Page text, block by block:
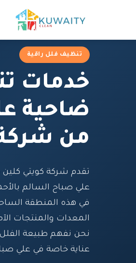
تنظيف فلل راقية
خدمات
ضاحية
من
تقدم شركة كويتي
علي صباح السالم
في هذه المنطقة
المعدات والمنتجات
نحن نفهم طبيعة الفلل
عناية خاصة في علي